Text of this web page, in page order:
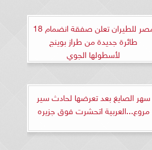
مصر للطيران تعلن صفقة انضمام 18
طائرة جديدة من طراز بوينج
لأسطولها الجوي
سهر الصايغ بعد تعرضها لحادث سير
مروع...العربية اتحشرت فوق جزيره